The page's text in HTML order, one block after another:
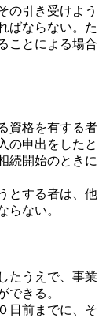
の引き受けよう
ばならない。た
ことによる場合
資格を有する者
の申出をしたと
続開始のときに
とする者は、他
らない。
たうえで、事業
できる。
日前までに、そ